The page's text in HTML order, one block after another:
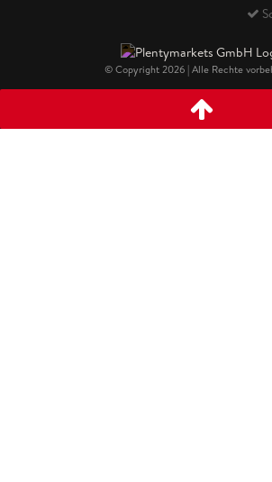
© Copyright 2026 | Alle Rechte